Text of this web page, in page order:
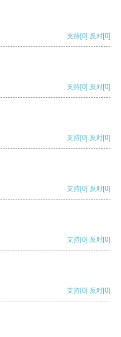
支持[0] 反对[0]
支持[0] 反对[0]
支持[0] 反对[0]
支持[0] 反对[0]
支持[0] 反对[0]
支持[0] 反对[0]